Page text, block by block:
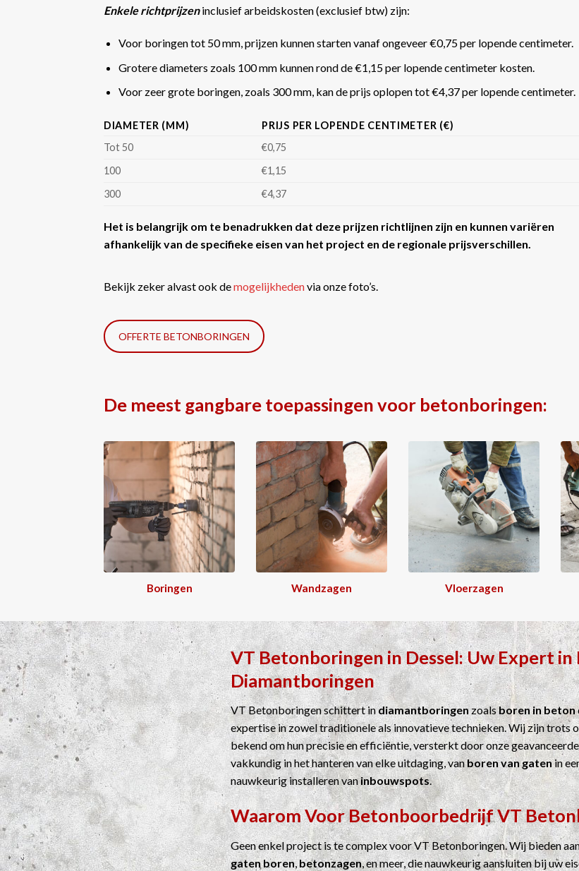
Enkele richtprijzeninclusief arbeidskosten (exclusief btw) zijn:
Voor boringen tot 50 mm, prijzen kunnen starten vanaf ongeveer €0,75 per lopende centimeter.
Grotere diameters zoals 100 mm kunnen rond de €1,15 per lopende centimeter kosten.
Voor zeer grote boringen, zoals 300 mm, kan de prijs oplopen tot €4,37 per lopende centimeter​​.
DIAMETER (MM)
PRIJS PER LOPENDE CENTIMETER (€)
Tot 50
€0,75
100
€1,15
300
€4,37
Het is belangrijk om te benadrukken dat deze prijzen richtlijnen zijn en kunnen variëren
afhankelijk van de specifieke eisen van het project en de regionale prijsverschillen.
Bekijk zeker alvast ook demogelijkhedenvia onze foto’s.
OFFERTE BETONBORINGEN
De meest gangbare toepassingen voor betonboringen:
Boringen Wandzagen Vloerzagen
VT BetonboringeninDessel: Uw Expert in
Diamantboringen
VT Betonboringen schittert indiamantboringenzoalsboren in beton
expertise in zowel traditionele als innovatieve technieken. Wij zijn trots
bekend om hun precisie en efficiëntie, versterkt door onze
vakkundig in het hanteren van elke uitdaging, vanboren van gatenin
nauwkeurig installeren vaninbouwspots.
Waarom VoorBetonboorbedrijfVT
Geen enkel project is te complex voor VT Betonboringen. Wij bieden
gaten boren,betonzagen, en meer, die nauwkeurig aansluiten bij uw